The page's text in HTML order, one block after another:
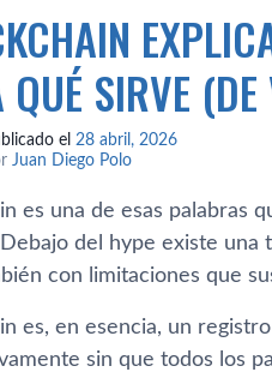
QUÉ SIRVE
el 28 abril, 2026
Juan Diego Polo
es una de esas palabras
del hype existe una
con limitaciones que
es, en esencia, un
sin que todos los